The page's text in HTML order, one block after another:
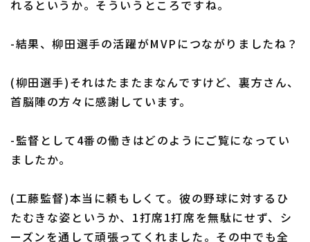
れるというか。そういうところですね。
-結果、柳田選手の活躍がMVPにつながりましたね？
(柳田選手)それはたまたまなんですけど、裏方さん、
首脳陣の方々に感謝しています。
-監督として4番の働きはどのようにご覧になってい
ましたか。
(工藤監督)本当に頼もしくて。彼の野球に対するひ
たむきな姿というか、1打席1打席を無駄にせず、シ
ーズンを通して頑張ってくれました。その中でも全